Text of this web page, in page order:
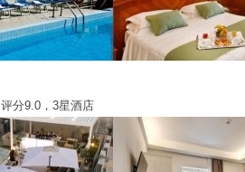
评分9.0，3星酒店